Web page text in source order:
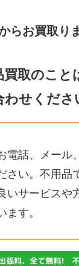
らお買取り
買取のこと
わせくださ
電話、メール
さい。不用品
いサービスや
ます。